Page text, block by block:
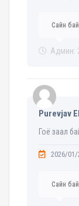
Сайн
Админ:
Purevjav
Гоё заал
2026/01/
Сайн